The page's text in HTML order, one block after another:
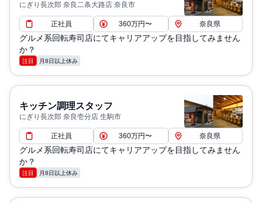
にぎり長次郎 奈良二条大路店 奈良市
正社員 360万円〜 奈良県
グルメ系回転寿司店にてキャリアアップを目指してみません
か？
注目 月8日以上休み
キッチン調理スタッフ
にぎり長次郎 奈良壱分店 生駒市
正社員 360万円〜 奈良県
グルメ系回転寿司店にてキャリアアップを目指してみません
か？
注目 月8日以上休み